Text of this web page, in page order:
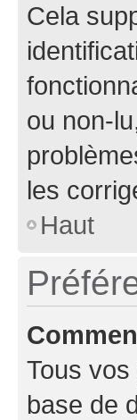
Cela
ou non-
les
Haut
Tous
base de